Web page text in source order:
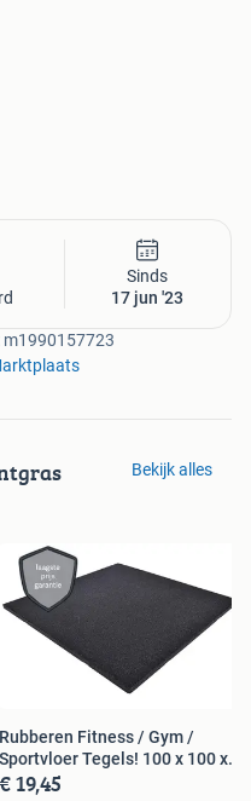
Sinds
17 jun '23
Bekijk alles
Rubberen Fitness / Gym /
Sportvloer Tegels! 100 x 100 x
2cm
€ 19,45